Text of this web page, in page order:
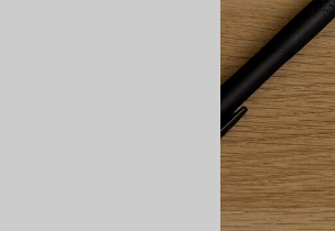
Fourniture d'énergie